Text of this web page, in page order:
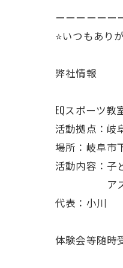
ーーーーーー
⭐️いつもあり
弊社情報
EQスポーツ教
活動拠点：岐
場所：岐阜市
活動内容：子
アスリ
代表：小川
体験会等随時